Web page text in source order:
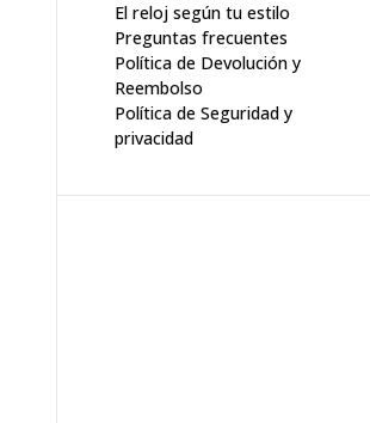
El reloj según tu estilo
Preguntas frecuentes
Política de Devolución y
Reembolso
Política de Seguridad y
privacidad